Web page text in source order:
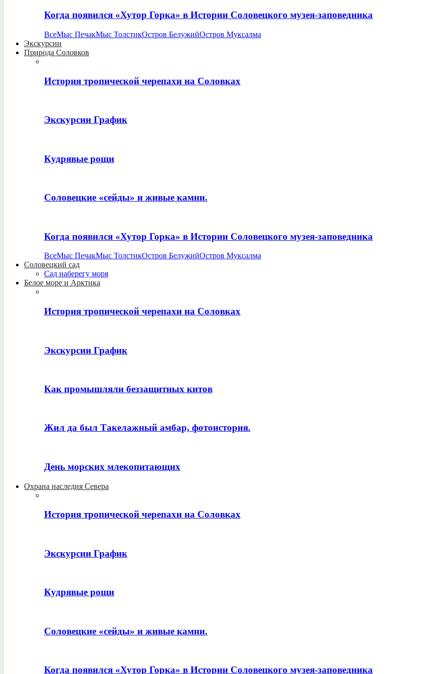
Когда появился «Хутор Горка» в Истории Соловецкого музея-заповедника
ВсеМыс ПечакМыс ТолстикОстров БелужийОстров Муксалма
Экскурсии
Природа Соловков
История тропической черепахи на Соловках
Экскурсии График
Кудрявые рощи
Соловецкие «сейды» и живые камни.
Когда появился «Хутор Горка» в Истории Соловецкого музея-заповедника
ВсеМыс ПечакМыс ТолстикОстров БелужийОстров Муксалма
Соловецкий сад
Сад наберегу моря
Белое море и Арктика
История тропической черепахи на Соловках
Экскурсии График
Как промышляли беззащитных китов
Жил да был Такелажный амбар, фотоистория.
День морских млекопитающих
Охрана наследия Севера
История тропической черепахи на Соловках
Экскурсии График
Кудрявые рощи
Соловецкие «сейды» и живые камни.
Когда появился «Хутор Горка» в Истории Соловецкого музея-заповедника